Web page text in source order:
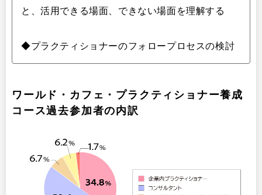
と、活用できる場面、できない場面を理解する
◆プラクティショナーのフォロープロセスの検討
ワールド・カフェ・プラクティショナー養成
コース過去参加者の内訳